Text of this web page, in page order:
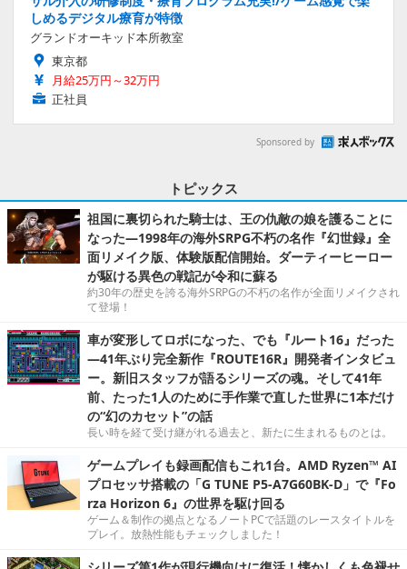
しめるデジタル療育が特徴
グランドオーキッド本所教室
東京都
月給25万円～32万円
正社員
Sponsored by
トピックス
祖国に裏切られた騎士は、王の仇敵の娘を護ることに
なった―1998年の海外SRPG不朽の名作『幻世録』全
面リメイク版、体験版配信開始。ダーティーヒーロー
が駆ける異色の戦記が令和に蘇る
約30年の歴史を誇る海外SRPGの不朽の名作が全面リメイクされ
て登場！
車が変形してロボになった、でも『ルート16』だった
―41年ぶり完全新作『ROUTE16R』開発者インタビュ
ー。新旧スタッフが語るシリーズの魂。そして41年
前、たった1人のために手作業で直した世界に1本だけ
の“幻のカセット”の話
長い時を経て受け継がれる過去と、新たに生まれるものとは。
ゲームプレイも録画配信もこれ1台。AMD Ryzen™ AI
プロセッサ搭載の「G TUNE P5-A7G60BK-D」で『Fo
rza Horizon 6』の世界を駆け回る
ゲーム＆制作の拠点となるノートPCで話題のレースタイトルを
プレイ。放熱性能もチェックしました！